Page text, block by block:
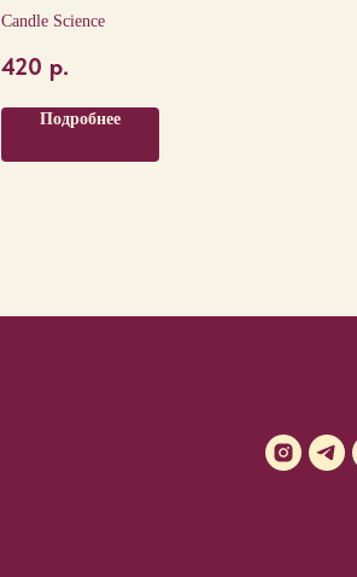
APPLE
Candle Science
420 р.
Подробнее